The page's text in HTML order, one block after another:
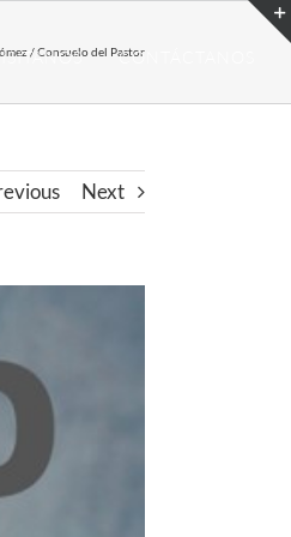
CONTÁCTANOS
/ Consuelo del Pastor
Next